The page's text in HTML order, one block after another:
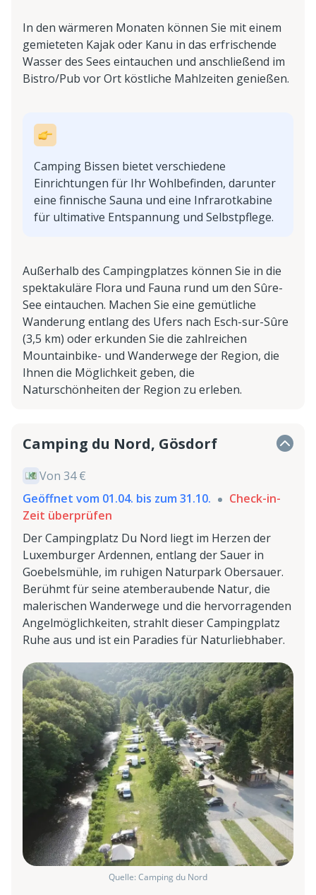
In den wärmeren Monaten können Sie mit einem
gemieteten Kajak oder Kanu in das erfrischende
Wasser des Sees eintauchen und anschließend im
Bistro/Pub vor Ort köstliche Mahlzeiten genießen.
Camping Bissen bietet verschiedene
Einrichtungen für Ihr Wohlbefinden, darunter
eine finnische Sauna und eine Infrarotkabine
für ultimative Entspannung und Selbstpflege.
Außerhalb des Campingplatzes können Sie in die
spektakuläre Flora und Fauna rund um den Sûre-
See eintauchen. Machen Sie eine gemütliche
Wanderung entlang des Ufers nach Esch-sur-Sûre
(3,5 km) oder erkunden Sie die zahlreichen
Mountainbike- und Wanderwege der Region, die
Ihnen die Möglichkeit geben, die
Naturschönheiten der Region zu erleben.
Camping du Nord, Gösdorf
Von 34 €
Geöffnet vom 01.04. bis zum 31.10.
Check-in-
Zeit überprüfen
Der Campingplatz Du Nord liegt im Herzen der
Luxemburger Ardennen, entlang der Sauer in
Goebelsmühle, im ruhigen Naturpark Obersauer.
Berühmt für seine atemberaubende Natur, die
malerischen Wanderwege und die hervorragenden
Angelmöglichkeiten, strahlt dieser Campingplatz
Ruhe aus und ist ein Paradies für Naturliebhaber.
Quelle: Camping du Nord